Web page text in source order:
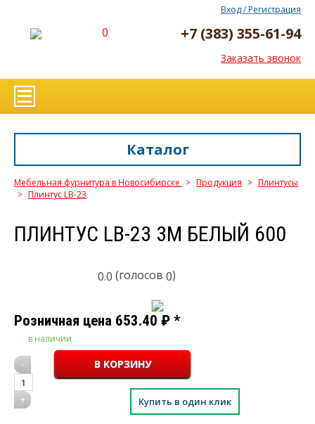
0
Вход / Регистрация
+7 (383) 355-61-94
Заказать звонок
Каталог
Мебельная фурнитура в Новосибирске > Продукция > Плинтусы
> Плинтус LB-23
ПЛИНТУС LB-23 3М БЕЛЫЙ 600
0.0 (голосов 0)
Розничная цена 653.40 ₽ *
в наличии
-
1
+
Купить в один клик